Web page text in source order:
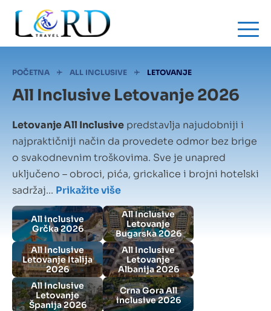
main
content
Mrvice
POČETNA ALL INCLUSIVE LETOVANJE
All Inclusive Letovanje 2026
Letovanje All Inclusive predstavlja najudobniji i
najpraktičniji način da provedete odmor bez brige
o svakodnevnim troškovima. Sve je unapred
uključeno – obroci, pića, grickalice i brojni hotelski
sadržaj... Prikažite više
All inclusive
Grčka 2026
All Inclusive
Letovanje
Bugarska 2026
All Inclusive
Letovanje Italija
2026
All Inclusive
Letovanje
Albanija 2026
All Inclusive
Letovanje
Španija 2026
Crna Gora All
inclusive 2026